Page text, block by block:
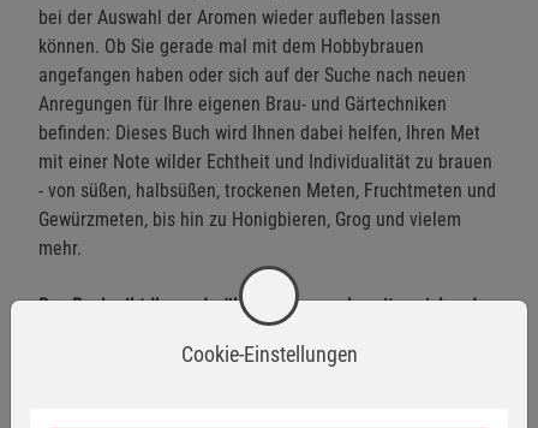
bei der Auswahl der Aromen wieder aufleben lassen
können. Ob Sie gerade mal mit dem Hobbybrauen
angefangen haben oder sich auf der Suche nach neuen
Anregungen für Ihre eigenen Brau- und Gärtechniken
befinden: Dieses Buch wird Ihnen dabei helfen, Ihren Met
mit einer Note wilder Echtheit und Individualität zu brauen
- von süßen, halbsüßen, trockenen Meten, Fruchtmeten und
Gewürzmeten, bis hin zu Honigbieren, Grog und vielem
mehr.
Das Buch gibt Ihnen darüber hinaus auch weiterreichende
Cookie-Einstellungen